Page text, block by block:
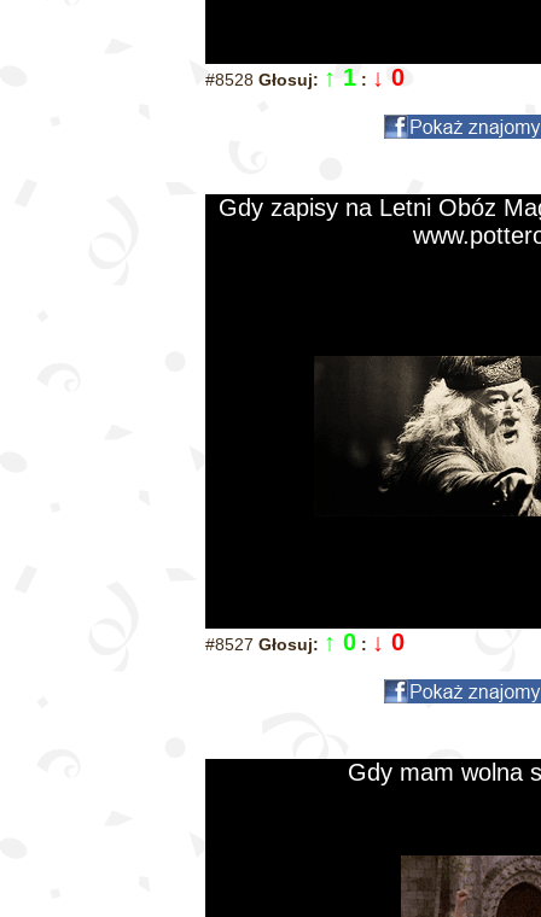
#8528 Głosuj: ↑ 1 : ↓ 0
Gdy zapisy na Letni Obóz
#8527 Głosuj: ↑ 0 : ↓ 0
Gdy mam wolna